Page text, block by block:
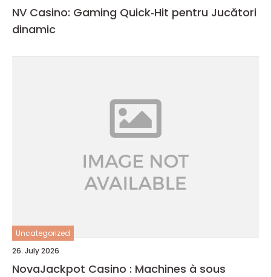
NV Casino: Gaming Quick‑Hit pentru Jucători
dinamic
Uncategorized
26. July 2026
NovaJackpot Casino : Machines à sous